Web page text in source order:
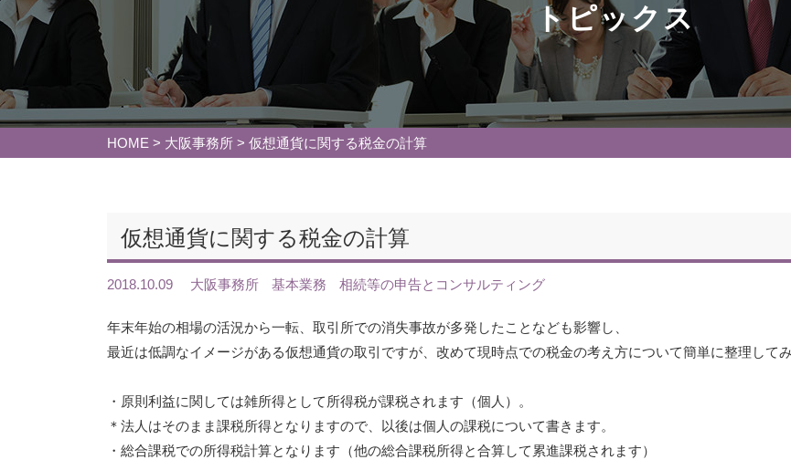
トピックス
HOME > 大阪事務所 > 仮想通貨に関する税金の計算
仮想通貨に関する税金の計算
2018.10.09 大阪事務所 基本業務 相続等の申告とコンサルティング
年末年始の相場の活況から一転、取引所での消失事故が多発したことなども影響し、
最近は低調なイメージがある仮想通貨の取引ですが、改めて現時点での税金の考え方について簡単に整理してみ
・原則利益に関しては雑所得として所得税が課税されます（個人）。
＊法人はそのまま課税所得となりますので、以後は個人の課税について書きます。
・総合課税での所得税計算となります（他の総合課税所得と合算して累進課税されます）